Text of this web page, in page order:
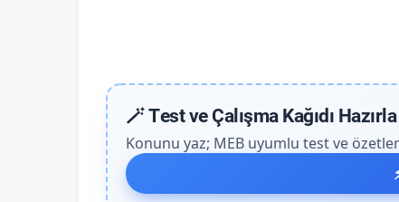
🪄 Test ve Çalışma Kağıdı Hazırla
Konunu yaz; MEB uyumlu test ve